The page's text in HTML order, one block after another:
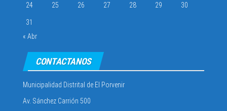
24 25 26 27 28 29 30
31
« Abr
CONTACTANOS
Municipalidad Distrital de El Porvenir
Av. Sánchez Carrión 500